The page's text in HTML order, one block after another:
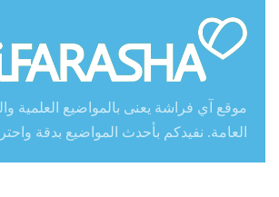
موقع آي فراشة يعنى بالمواضيع العلمية
العامة. نفيدكم بأحدث المواضيع بدقة